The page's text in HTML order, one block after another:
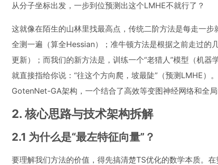
从分子坐标出发，一步到位预测出这个LMHE不就行了？
这就像在陌生的山林里找最高点，传统二阶方法是每走一
全测一遍（算全Hessian）；准牛顿方法是根据之前走过的
更新）；而我们的新方法是，训练一个“老猎人”模型（机
就直接指给你说：“往这个方向爬，坡最陡”（预测LMHE）
GotenNet-GA架构，一个结合了高效等变图神经网络和全
2. 核心思路与技术架构拆解
2.1 为什么是“最左特征向量”？
要理解我们方法的价值，得先搞清楚TS优化的数学本质。